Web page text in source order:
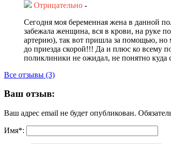
Отрицательно -
Сегодня моя беременная жена в данной
забежала женщина, вся в крови, на руке
артерию), так вот пришла за помощью, но
до приезда скорой!!! Да и плюс ко всему
поликлиники не ожидал, не понятно куда
Все отзывы (3)
Ваш отзыв:
Ваш адрес email не будет опубликован.
Имя*: